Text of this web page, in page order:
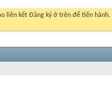
liên kết Đăng ký ở trên để tiến